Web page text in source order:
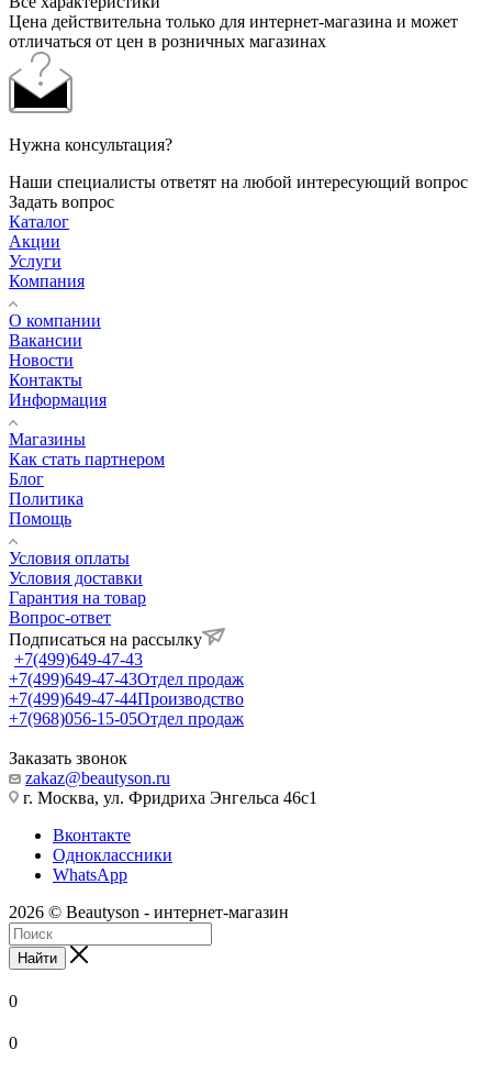
Цена действительна только для интернет-магазина и может
отличаться от цен в розничных магазинах
Нужна консультация?
Наши специалисты ответят на любой интересующий вопрос
Задать вопрос
Каталог
Акции
Услуги
Компания
О компании
Вакансии
Новости
Контакты
Информация
Магазины
Как стать партнером
Блог
Политика
Помощь
Условия оплаты
Условия доставки
Гарантия на товар
Вопрос-ответ
Подписаться на рассылку
+7(499)649-47-43
+7(499)649-47-43Отдел продаж
+7(499)649-47-44Производство
+7(968)056-15-05Отдел продаж
Заказать звонок
zakaz@beautyson.ru
г. Москва, ул. Фридриха Энгельса 46с1
Вконтакте
Одноклассники
WhatsApp
2026 © Beautyson - интернет-магазин
Найти
0
0